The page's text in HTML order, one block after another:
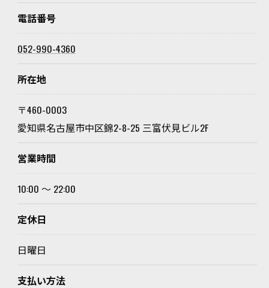
電話番号
052-990-4360
所在地
〒460-0003
愛知県名古屋市中区錦2-8-25 三富伏見ビル2F
営業時間
10:00 〜 22:00
定休日
日曜日
支払い方法